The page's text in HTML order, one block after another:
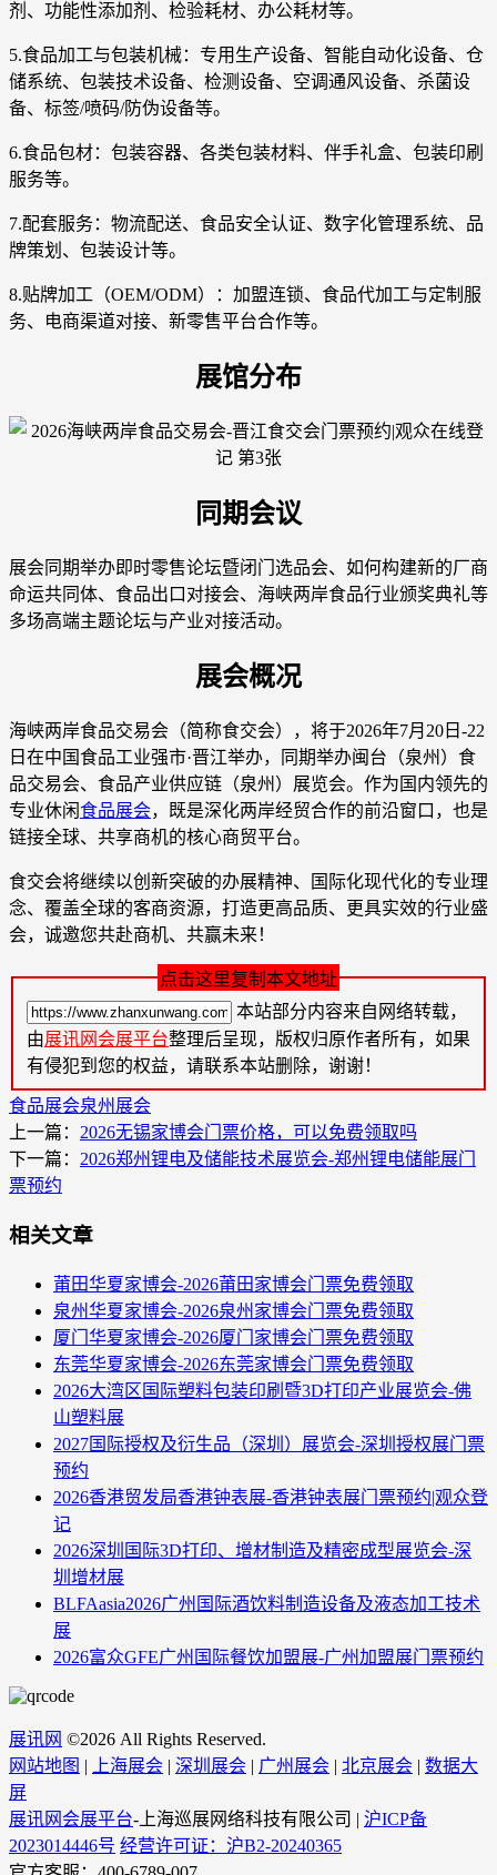
剂、功能性添加剂、检验耗材、办公耗材等。
5.食品加工与包装机械：专用生产设备、智能自动化设备、仓
储系统、包装技术设备、检测设备、空调通风设备、杀菌设
备、标签/喷码/防伪设备等。
6.食品包材：包装容器、各类包装材料、伴手礼盒、包装印刷
服务等。
7.配套服务：物流配送、食品安全认证、数字化管理系统、品
牌策划、包装设计等。
8.贴牌加工（OEM/ODM）：加盟连锁、食品代加工与定制服
务、电商渠道对接、新零售平台合作等。
展馆分布
同期会议
展会同期举办即时零售论坛暨闭门选品会、如何构建新的厂商
命运共同体、食品出口对接会、海峡两岸食品行业颁奖典礼等
多场高端主题论坛与产业对接活动。
展会概况
海峡两岸食品交易会（简称食交会），将于2026年7月20日-22
日在中国食品工业强市·晋江举办，同期举办闽台（泉州）食
品交易会、食品产业供应链（泉州）展览会。作为国内领先的
专业休闲食品展会，既是深化两岸经贸合作的前沿窗口，也是
链接全球、共享商机的核心商贸平台。
食交会将继续以创新突破的办展精神、国际化现代化的专业理
念、覆盖全球的客商资源，打造更高品质、更具实效的行业盛
会，诚邀您共赴商机、共赢未来！
点击这里复制本文地址
本站部分内容来自网络转载，
由展讯网会展平台整理后呈现，版权归原作者所有，如果
有侵犯到您的权益，请联系本站删除，谢谢！
食品展会泉州展会
上一篇： 2026无锡家博会门票价格，可以免费领取吗
下一篇： 2026郑州锂电及储能技术展览会-郑州锂电储能展门
票预约
相关文章
莆田华夏家博会-2026莆田家博会门票免费领取
泉州华夏家博会-2026泉州家博会门票免费领取
厦门华夏家博会-2026厦门家博会门票免费领取
东莞华夏家博会-2026东莞家博会门票免费领取
2026大湾区国际塑料包装印刷暨3D打印产业展览会-佛
山塑料展
2027国际授权及衍生品（深圳）展览会-深圳授权展门票
预约
2026香港贸发局香港钟表展-香港钟表展门票预约|观众登
记
2026深圳国际3D打印、增材制造及精密成型展览会-深
圳增材展
BLFAasia2026广州国际酒饮料制造设备及液态加工技术
展
2026富众GFE广州国际餐饮加盟展-广州加盟展门票预约
展讯网 ©2026 All Rights Reserved.
网站地图 | 上海展会 | 深圳展会 | 广州展会 | 北京展会 | 数据大
屏
展讯网会展平台-上海巡展网络科技有限公司 | 沪ICP备
2023014446号 经营许可证：沪B2-20240365